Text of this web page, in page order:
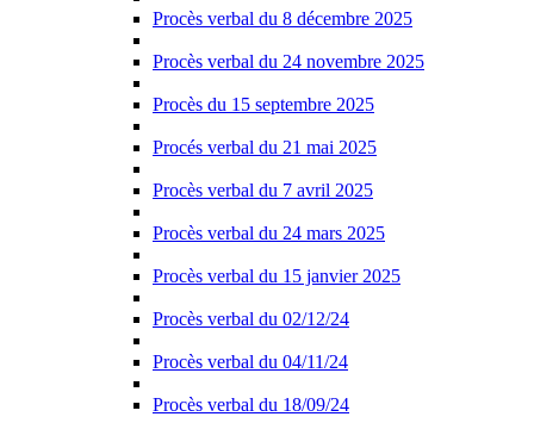
Procès verbal du 8 décembre 2025
Procès verbal du 24 novembre 2025
Procès du 15 septembre 2025
Procés verbal du 21 mai 2025
Procès verbal du 7 avril 2025
Procès verbal du 24 mars 2025
Procès verbal du 15 janvier 2025
Procès verbal du 02/12/24
Procès verbal du 04/11/24
Procès verbal du 18/09/24